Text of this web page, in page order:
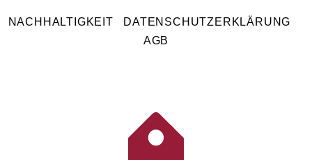
NACHHALTIGKEIT
DATENSCHUTZERKLÄRUNG
AGB